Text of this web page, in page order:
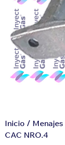
Inicio / Menajes
CAC NRO.4